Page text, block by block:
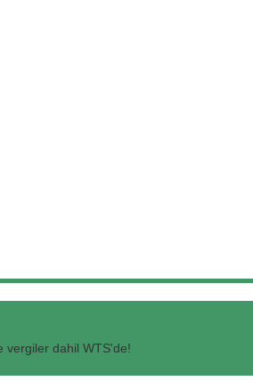
vergiler dahil WTS'de!